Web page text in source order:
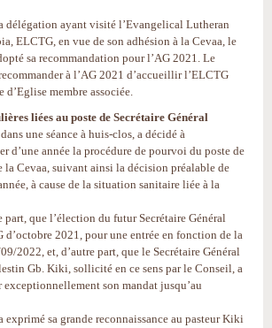
délégation ayant visité l’Evangelical Lutheran
ELCTG, en vue de son adhésion à la Cevaa, le
sa recommandation pour l’AG 2021. Le
à l’AG 2021 d’accueillir l’ELCTG
d’Eglise membre associée.
liées au poste de Secrétaire Général
une séance à huis-clos, a décidé à
d’une année la procédure de pourvoi du poste de
la Cevaa, suivant ainsi la décision préalable de
à cause de la situation sanitaire liée à la
part, que l’élection du futur Secrétaire Général
d’octobre 2021, pour une entrée en fonction de la
2022, et, d’autre part, que le Secrétaire Général
Gb. Kiki, sollicité en ce sens par le Conseil, a
exceptionnellement son mandat jusqu’au
sa grande reconnaissance au pasteur Kiki